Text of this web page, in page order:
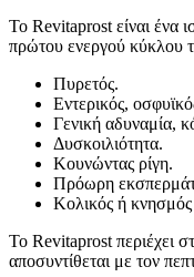
Το Revitaprost είναι ένα
πρώτου ενεργού κύκλου
Πυρετός.
Εντερικός,
Γενική αδυναμία,
Δυσκοιλιότητα.
Κουνώντας ρίγη.
Πρόωρη
Κολικός ή
Το Revitaprost περιέχει
αποσυντίθεται με τον